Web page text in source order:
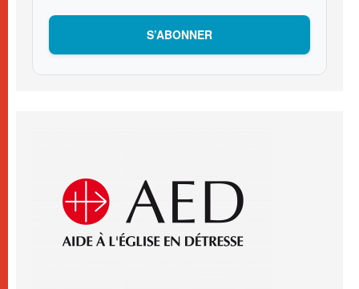
S’ABONNER